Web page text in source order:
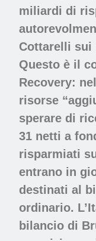
miliardi di
Cottarelli sui
Questo è il
Recovery:
risorse
sperare di
31 netti a
risparmiati
entrano in
destinati al
ordinario.
bilancio di